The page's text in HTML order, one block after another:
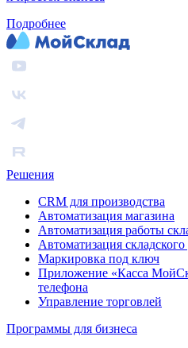
Подробнее
Решения
CRM для производства
Автоматизация магазина
Автоматизация работы
Автоматизация складского
Маркировка под ключ
Приложение «Касса
телефона
Управление торговлей
Программы для бизнеса